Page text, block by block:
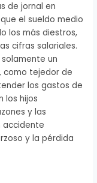
de jornal en
el sueldo medio
los más diestros,
cifras salariales.
un
como tejedor de
los gastos de
los hijos
y las
accidente
y la pérdida